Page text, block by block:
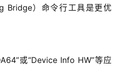
Bridge）命令行工具是更优
或“Device Info HW”等应